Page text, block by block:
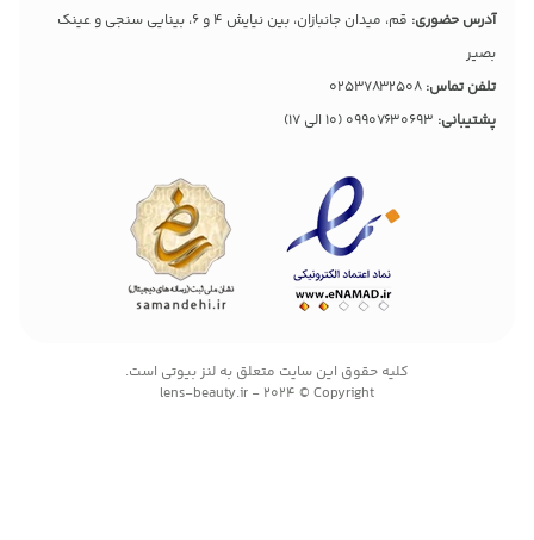
آدرس حضوری:
قم، میدان جانبازان، بین نیایش 4 و 6، بینایی سنجی و عینک
بصیر
تلفن تماس: 02537832508
پشتیبانی: 09907630693 (10 الی 17)
کليه حقوق اين سايت متعلق به لنز بیوتی است.
lens-beauty.ir - 2024 © Copyright